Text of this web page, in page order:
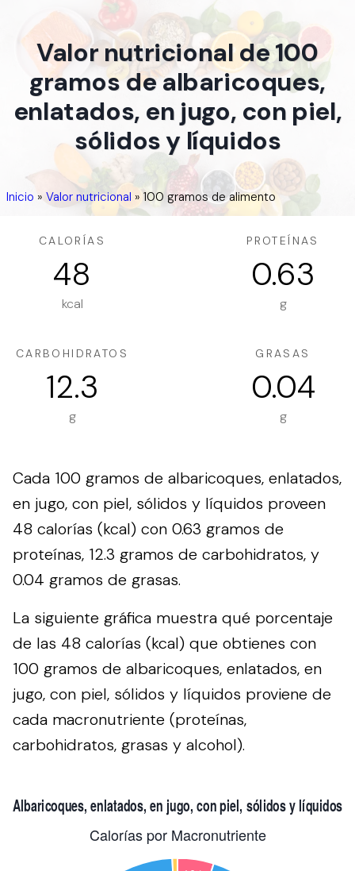
Valor nutricional de 100
gramos de albaricoques,
enlatados, en jugo, con piel,
sólidos y líquidos
Inicio » Valor nutricional » 100 gramos de alimento
CALORÍAS
48
kcal
PROTEÍNAS
0.63
g
CARBOHIDRATOS
12.3
g
GRASAS
0.04
g
Cada 100 gramos de albaricoques, enlatados,
en jugo, con piel, sólidos y líquidos proveen
48 calorías (kcal) con 0.63 gramos de
proteínas, 12.3 gramos de carbohidratos, y
0.04 gramos de grasas.
La siguiente gráfica muestra qué porcentaje
de las 48 calorías (kcal) que obtienes con
100 gramos de albaricoques, enlatados, en
jugo, con piel, sólidos y líquidos proviene de
cada macronutriente (proteínas,
carbohidratos, grasas y alcohol).